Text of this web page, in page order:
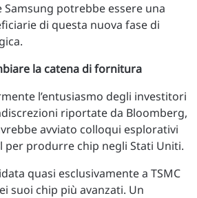
potrebbe essere una
di questa nuova fase di
la catena di fornitura
l’entusiasmo degli investitori
riportate da Bloomberg,
avviato colloqui esplorativi
per produrre chip negli Stati Uniti.
quasi esclusivamente a TSMC
suoi chip più avanzati. Un